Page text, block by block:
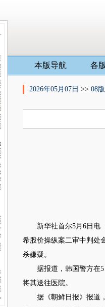
本版导航 各
2026年05月07日 >> 08
新华社首尔5月6日电（
希股价操纵案二审中判处
杀嫌疑。
据报道，韩国警方在5
将其送往医院。
据《朝鲜日报》报道，